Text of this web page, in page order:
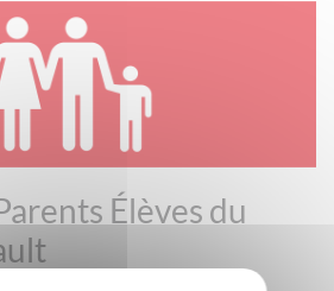
Élèves du